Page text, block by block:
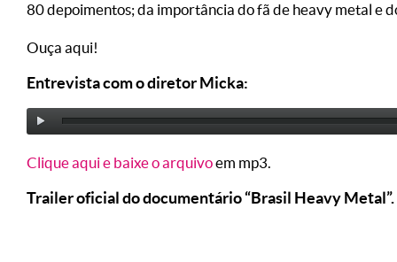
80 depoimentos; da importância do fã de heavy metal e
Ouça aqui!
Entrevista com o diretor Micka:
Clique aqui e baixe o arquivoem mp3.
Trailer oficial do documentário “Brasil Heavy Metal”.